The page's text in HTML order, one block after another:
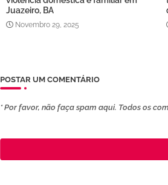
Juazeiro, BA
Novembro 29, 2025
POSTAR UM COMENTÁRIO
* Por favor, não faça spam aqui. Todos os